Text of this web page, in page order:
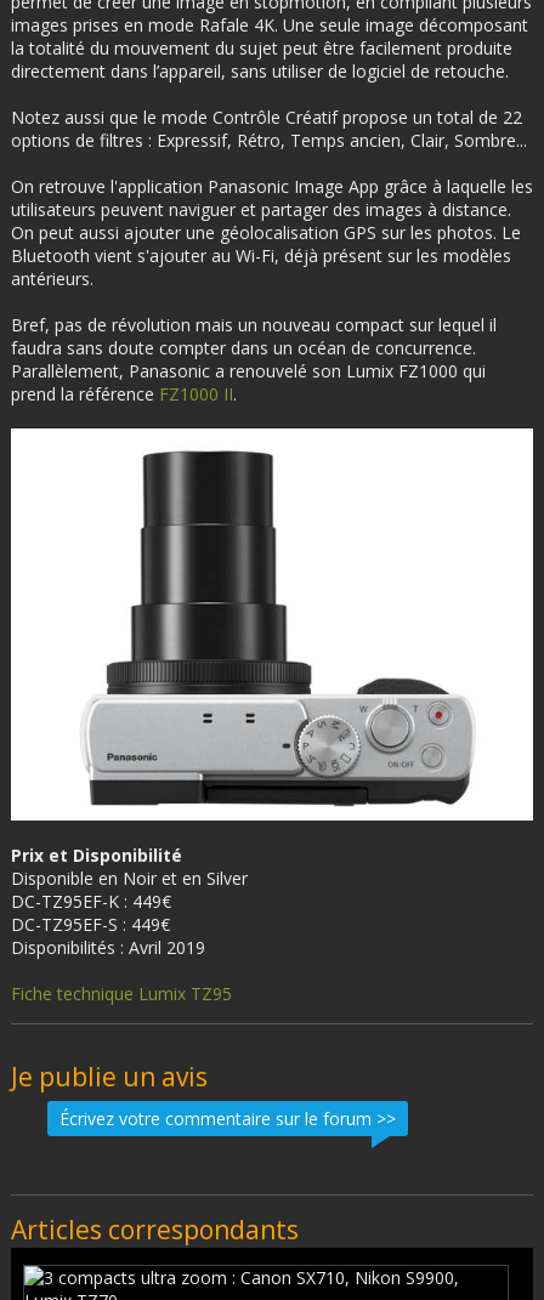
images prises en mode Rafale 4K. Une seule image décomposant
la totalité du mouvement du sujet peut être facilement produite
directement dans l’appareil, sans utiliser de logiciel de retouche.
Notez aussi que le mode Contrôle Créatif propose un total de 22
options de filtres : Expressif, Rétro, Temps ancien, Clair, Sombre...
On retrouve l'application Panasonic Image App grâce à laquelle les
utilisateurs peuvent naviguer et partager des images à distance.
On peut aussi ajouter une géolocalisation GPS sur les photos. Le
Bluetooth vient s'ajouter au Wi-Fi, déjà présent sur les modèles
antérieurs.
Bref, pas de révolution mais un nouveau compact sur lequel il
faudra sans doute compter dans un océan de concurrence.
Parallèlement, Panasonic a renouvelé son Lumix FZ1000 qui
prend la référence FZ1000 II.
Prix et Disponibilité
Disponible en Noir et en Silver
DC-TZ95EF-K : 449€
DC-TZ95EF-S : 449€
Disponibilités : Avril 2019
Fiche technique Lumix TZ95
Je publie un avis
Écrivez votre commentaire sur le forum >>
Articles correspondants